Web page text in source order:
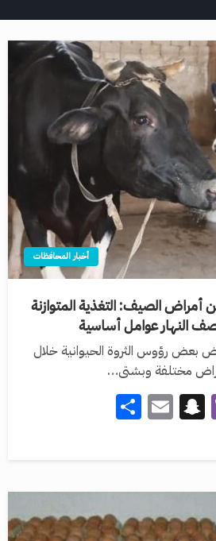
أخبار المحافظات
الصيف: التغذية المتوازنة
النهار عوامل أساسية
بعض رؤوس الثروة الحيوانية خلال
مختلفة وبشتى…
Viber
Snapchat
Email